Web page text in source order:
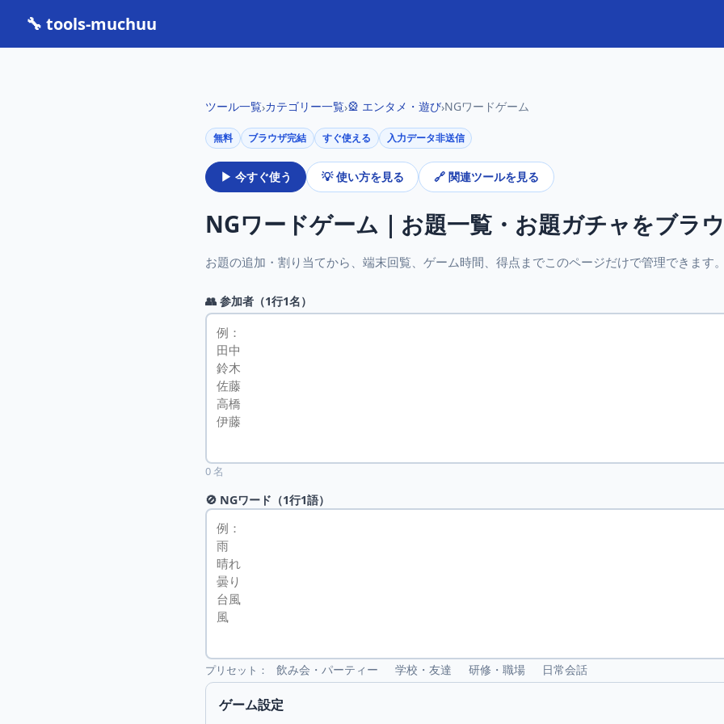
🔧 tools-muchuu
ツール一覧›カテゴリー一覧›🎡 エンタメ・遊び›NGワードゲーム
無料 ブラウザ完結 すぐ使える 入力データ非送信
▶ 今すぐ使う 💡 使い方を見る 🔗 関連ツールを見る
NGワードゲーム｜お題一覧・お題ガチャをブラ
お題の追加・割り当てから、端末回覧、ゲーム時間、得点までこのページだけで管理できます
👥 参加者（1行1名）
0 名
🚫 NGワード（1行1語）
プリセット： 飲み会・パーティー 学校・友達 研修・職場 日常会話
ゲーム設定